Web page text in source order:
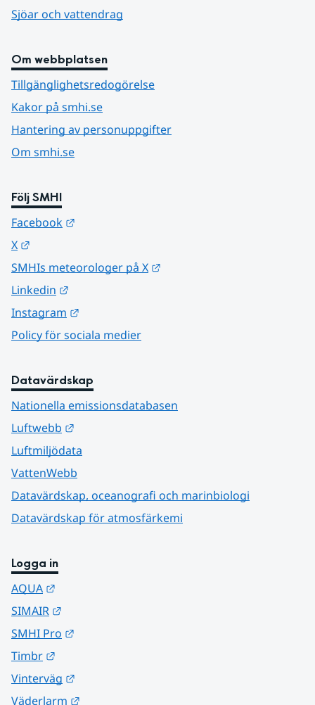
Sjöar och vattendrag
Om webbplatsen
Tillgänglighetsredogörelse
Kakor på smhi.se
Hantering av personuppgifter
Om smhi.se
Följ SMHI
Facebook
X
SMHIs meteorologer på X
Linkedin
Instagram
Policy för sociala medier
Datavärdskap
Nationella emissionsdatabasen
Luftwebb
Luftmiljödata
VattenWebb
Datavärdskap, oceanografi och marinbiologi
Datavärdskap för atmosfärkemi
Logga in
AQUA
SIMAIR
SMHI Pro
Timbr
Vinterväg
Väderlarm